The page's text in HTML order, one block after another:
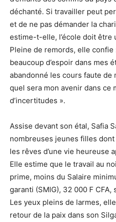
déchanté. Si travailler peut
et de ne pas démander la
estime-t-elle, l’école doit être
Pleine de remords, elle confie
beaucoup d’espoir dans mes
abandonné les cours faute de
quel sera mon avenir dans ce
d’incertitudes ».
Assise devant son étal, Safia
nombreuses jeunes filles
les rêves d’une vie heureuse
Elle estime que le travail au
prime, moins du Salaire
garanti (SMIG), 32 000 F CFA,
Les yeux pleins de larmes,
retour de la paix dans son